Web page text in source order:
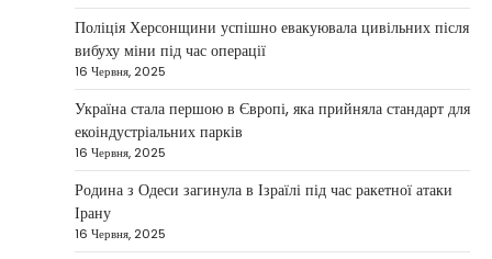
Україна може долучитися до посилення систем
протидії іранським дронам на Близькому Сході,
новим верховним лідером…
НОВИНИ
Зеленський заявив про готовність
України допомогти стабілізувати
Близький Схід
Taisiya Kovalchuk 4 Березня, 2026
Президент України Володимир Зеленський
Поліція Херсонщини успішно евакуювала цивільних після
вибуху міни під час операції
16 Червня, 2025
Україна стала першою в Європі, яка прийняла стандарт для
екоіндустріальних парків
16 Червня, 2025
Родина з Одеси загинула в Ізраїлі під час ракетної атаки
Ірану
16 Червня, 2025